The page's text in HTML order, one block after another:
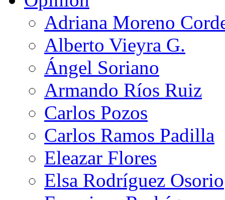
Adriana Moreno
Alberto Vieyra G.
Ángel Soriano
Armando Ríos Ruiz
Carlos Pozos
Carlos Ramos Padilla
Eleazar Flores
Elsa Rodríguez Osorio